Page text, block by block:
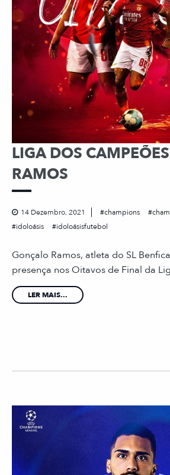
LIGA DOS
RAMOS
14 Dezembro, 2021 champions
idoloásis
idoloásisfutebol
Gonçalo Ramos, atleta do SL
presença nos Oitavos de Final da
LER MAIS...